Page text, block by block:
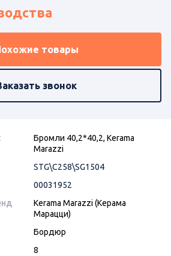
товары
звонок
Бромли 40,2*40,2, Kerama
Marazzi
STG\C258\SG1504
00031952
Kerama Marazzi (Керама
Марацци)
Бордюр
8